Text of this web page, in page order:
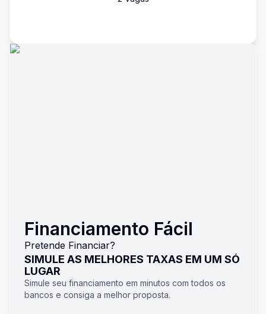
Financiamento Fácil
Pretende Financiar?
SIMULE AS MELHORES TAXAS EM UM SÓ
LUGAR
Simule seu financiamento em minutos com todos os
bancos e consiga a melhor proposta.